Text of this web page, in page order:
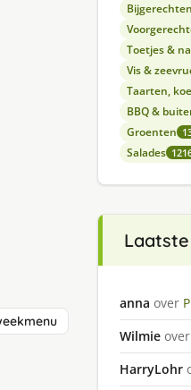
Bijgerechten
Toetjes &
Vis &
Taarten,
BBQ &
Groenten
Salades
anna over
Wilmie over
HarryLohr